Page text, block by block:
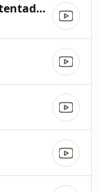
Fabiana Paula Se fores tentado (Cover)